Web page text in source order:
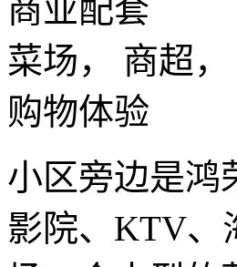
商业配套
菜场， 商超
购物体验
小区旁边是鸿
影院、KTV、